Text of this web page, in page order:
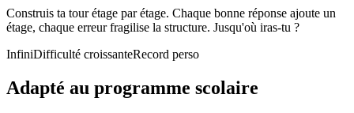
Construis ta tour étage par étage. Chaque bonne réponse ajoute un
étage, chaque erreur fragilise la structure. Jusqu'où iras-tu ?
InfiniDifficulté croissanteRecord perso
Adapté au programme scolaire